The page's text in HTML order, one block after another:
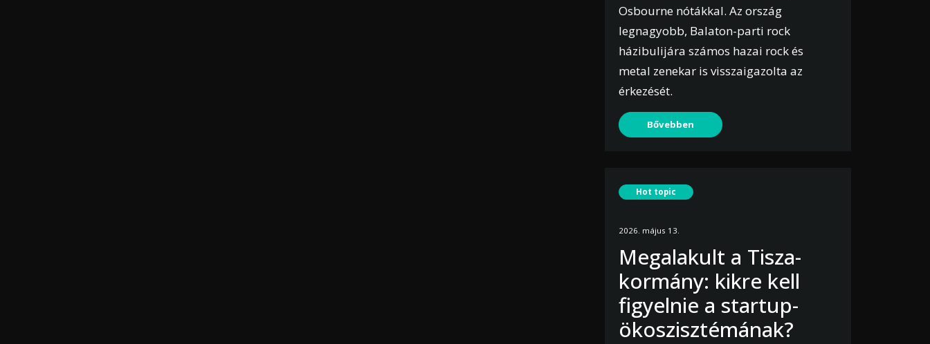
Osbourne nótákkal. Az ország
legnagyobb, Balaton-parti rock
házibulijára számos hazai rock és
metal zenekar is visszaigazolta az
érkezését.
Bővebben
Hot topic
2026. május 13.
Megalakult a Tisza-
kormány: kikre kell
figyelnie a startup-
ökoszisztémának?